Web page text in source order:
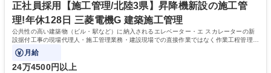
正社員採用【施工管理/北陸3県】昇降機新設の施工管
理!年休128日 三菱電機G 建築施工管理
公共性の高い建築物（ビル・駅など）に納入されるエレベーター・エ スカレーターの新
設据付工事の現場代理人・施工管理業務・建設現場での直接作業ではなく作業工程管理や
製品の品質管理をお任せします。
月給
24万4500円以上